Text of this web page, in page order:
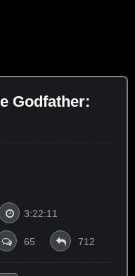
Godfather:
3:22:11
65 712